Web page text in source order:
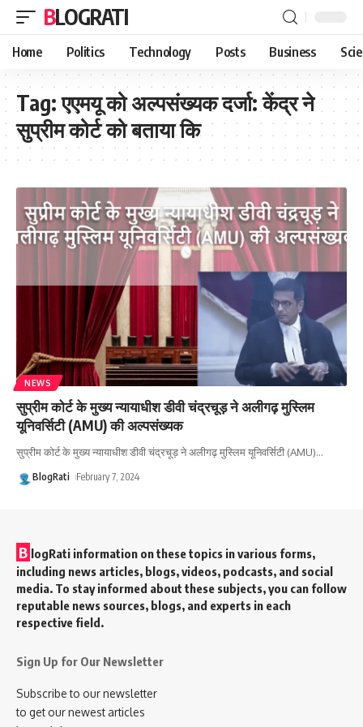
BLOGRATI
Home Politics Technology Posts Business
Tag:एएमयू को अल्पसंख्यक दर्जा: केंद्र ने
सुप्रीम कोर्ट को बताया कि
NEWS
सुप्रीम कोर्ट के मुख्य न्यायाधीश डीवी चंद्रचूड़ ने अलीगढ़ मुस्लिम
यूनिवर्सिटी (AMU) की अल्पसंख्यक
सुप्रीम कोर्ट के मुख्य न्यायाधीश डीवी चंद्रचूड़ ने अलीगढ़ मुस्लिम यूनिवर्सिटी (AMU)…
BlogRati February 7, 2024
B logRati information on these topics in various forms,
including news articles, blogs, videos, podcasts, and social
media. To stay informed about these subjects, you can follow
reputable news sources, blogs, and experts in each
respective field.
Sign Up for Our Newsletter
Subscribe to our newsletter
to get our newest articles